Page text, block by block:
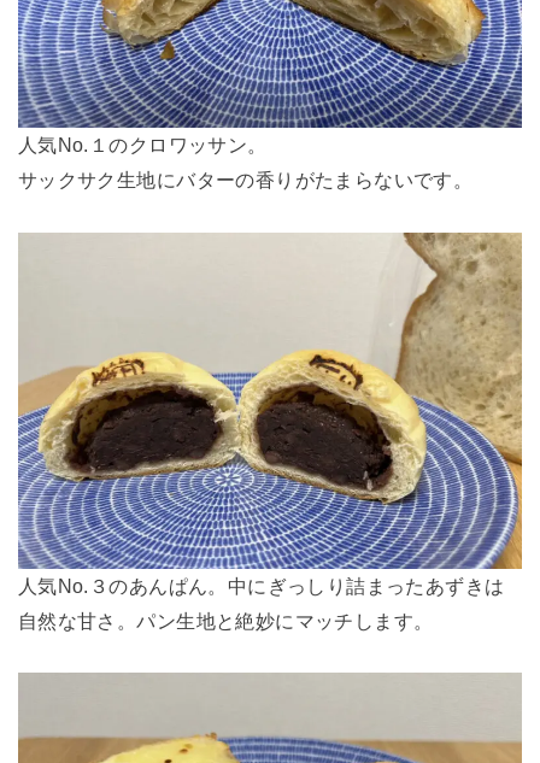
人気No.１のクロワッサン。
サックサク生地にバターの香りがたまらないです。
人気No.３のあんぱん。中にぎっしり詰まったあずきは
自然な甘さ。パン生地と絶妙にマッチします。